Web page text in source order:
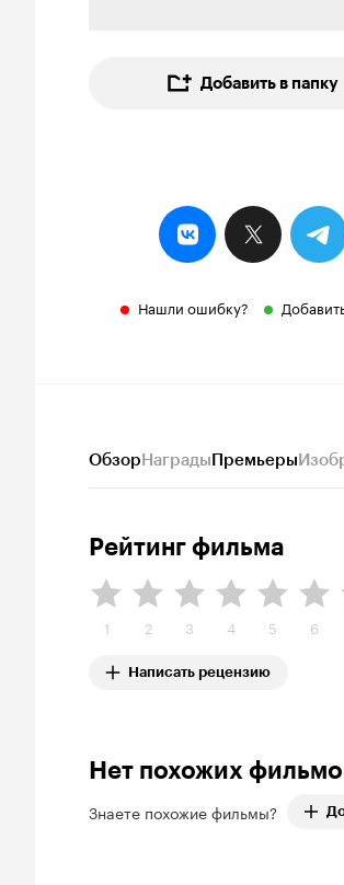
Добавить в папку
Нашли ошибку?
ОбзорНаградыПремьеры
Рейтинг фильма
1 2 3 4 5 6
Написать рецензию
Нет похожих
Знаете похожие фильмы?